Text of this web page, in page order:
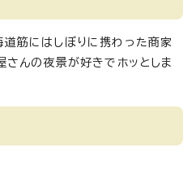
筋にはしぼりに携わった商家
さんの夜景が好きでホッとしま